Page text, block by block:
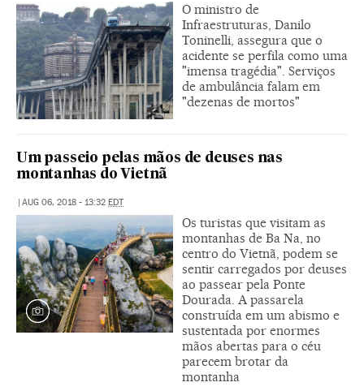
O ministro de
Infraestruturas, Danilo
Toninelli, assegura que o
acidente se perfila como uma
"imensa tragédia". Serviços
de ambulância falam em
"dezenas de mortos"
Um passeio pelas mãos de deuses nas
montanhas do Vietnã
| AUG 06, 2018 - 13:32 EDT
Os turistas que visitam as
montanhas de Ba Na, no
centro do Vietnã, podem se
sentir carregados por deuses
ao passear pela Ponte
Dourada. A passarela
construída em um abismo e
sustentada por enormes
mãos abertas para o céu
parecem brotar da
montanha